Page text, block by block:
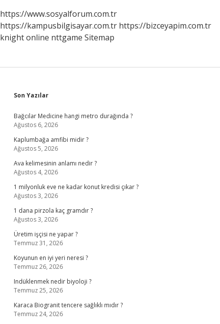
https://www.sosyalforum.com.tr
https://kampusbilgisayar.com.tr https://bizceyapim.com.tr
knight online nttgame Sitemap
Sidebar
Son Yazılar
Bağcılar Medicine hangi metro durağında ?
Ağustos 6, 2026
Kaplumbağa amfibi midir ?
Ağustos 5, 2026
Ava kelimesinin anlamı nedir ?
Ağustos 4, 2026
1 milyonluk eve ne kadar konut kredisi çıkar ?
Ağustos 3, 2026
1 dana pirzola kaç gramdır ?
Ağustos 3, 2026
Üretim işçisi ne yapar ?
Temmuz 31, 2026
Koyunun en iyi yeri neresi ?
Temmuz 26, 2026
Indüklenmek nedir biyoloji ?
Temmuz 25, 2026
Karaca Biogranit tencere sağlıklı mıdır ?
Temmuz 24, 2026